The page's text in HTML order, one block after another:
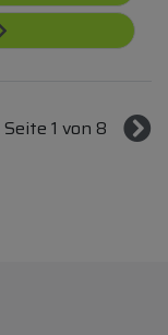
Seite 1 von 8